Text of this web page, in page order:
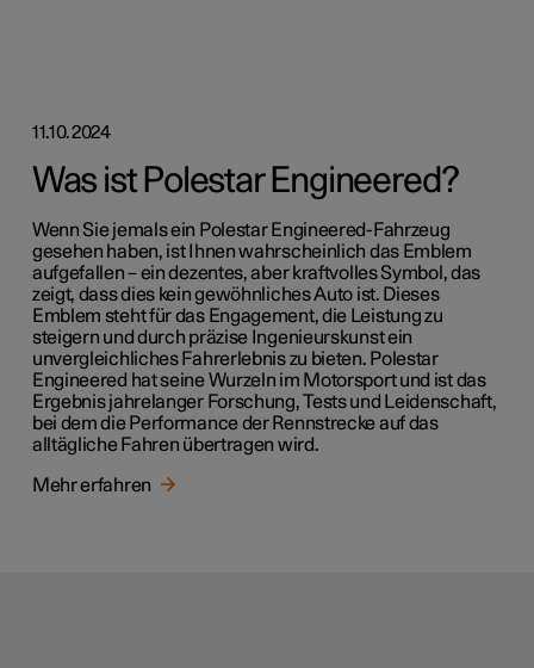
11.10.2024
Was ist Polestar Engineered?
Wenn Sie jemals ein Polestar Engineered-Fahrzeug
gesehen haben, ist Ihnen wahrscheinlich das Emblem
aufgefallen – ein dezentes, aber kraftvolles Symbol, das
zeigt, dass dies kein gewöhnliches Auto ist. Dieses
Emblem steht für das Engagement, die Leistung zu
steigern und durch präzise Ingenieurskunst ein
unvergleichliches Fahrerlebnis zu bieten. Polestar
Engineered hat seine Wurzeln im Motorsport und ist das
Ergebnis jahrelanger Forschung, Tests und Leidenschaft,
bei dem die Performance der Rennstrecke auf das
alltägliche Fahren übertragen wird.
Mehr erfahren